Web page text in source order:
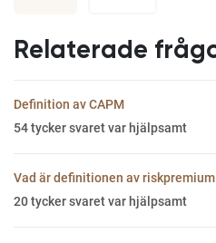
Relaterade
Definition av CAPM
54tycker svaret var hjälpsamt
Vad är definitionen av riskpremium
20tycker svaret var hjälpsamt